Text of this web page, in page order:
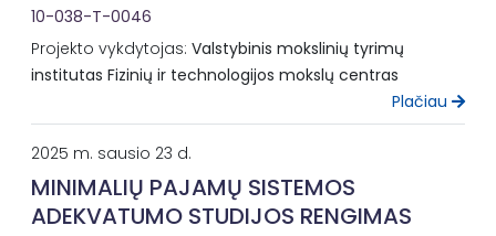
10-038-T-0046
Projekto vykdytojas: Valstybinis mokslinių tyrimų
institutas Fizinių ir technologijos mokslų centras
Plačiau
2025 m. sausio 23 d.
MINIMALIŲ PAJAMŲ SISTEMOS
ADEKVATUMO STUDIJOS RENGIMAS